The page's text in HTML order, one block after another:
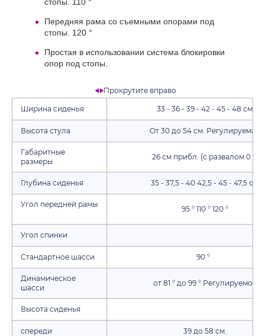
Передняя рама со съемными опорами под
стопы. 120 °
Простая в использовании система блокировки
опор под стопы.
Прокрутите вправо
Ширина сиденья 33 - 36 - 39 - 42 - 45 - 48 см
Высота стула От 30 до 54 см. Регулируемая
Габаритные
размеры
26 см прибл. (с развалом 0 °)
Глубина сиденья 35 - 37,5 - 40 42,5 - 45 - 47,5 см
Угол передней рамы
95 ° 110 ° 120 °
Угол спинки
Стандартное шасси 90 °
Динамическое
шасси
от 81 ° до 99 ° Регулируемое
Высота сиденья
спереди 39 до 58 см.